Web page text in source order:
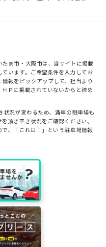
ま市・大阪市は、当サイトに掲載
います。ご希望条件を入力してお
報をピックアップして、担当より
Ｐに掲載されていないからと諦め
状況が変わるため、満車の駐車場も
頂き空き状況をご確認ください。
、「これは！」という駐車場情報